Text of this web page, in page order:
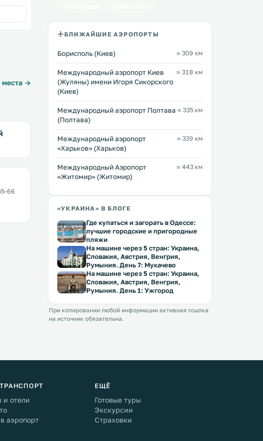
.
печью, холодильником,
электрическим чайником и
стиральной машиной. .
принадлежности для
места →
66
БЛИЖАЙШИЕ АЭРОПОРТЫ
Борисполь (Киев) ≈ 309 км
Международный аэропорт Киев
(Жуляны) имени Игоря Сикорского
(Киев)
≈ 318 км
Международный аэропорт Полтава
(Полтава)
≈ 335 км
Международный аэропорт
«Харьков» (Харьков)
≈ 339 км
Международный Аэропорт
«Житомир» (Житомир)
≈ 443 км
«УКРАИНА» В БЛОГЕ
Где купаться и загорать в Одессе:
лучшие городские и пригородные
пляжи
На машине через 5 стран: Украина,
Словакия, Австрия, Венгрия,
Румыния. День 7: Мукачево
На машине через 5 стран: Украина,
Словакия, Австрия, Венгрия,
Румыния. День 1: Ужгород
При копировании любой информации активная ссылка
на источник обязательна.
и отели
аэропорт
ЕЩЁ
Готовые туры
Экскурсии
Страховки